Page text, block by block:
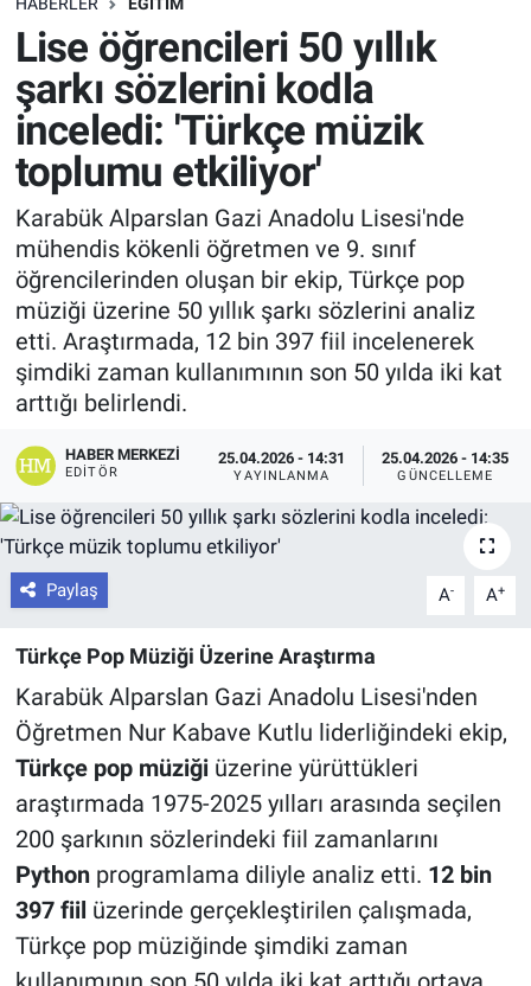
HABERLER EĞITIM
Lise öğrencileri 50 yıllık
şarkı sözlerini kodla
inceledi: 'Türkçe müzik
toplumu etkiliyor'
Karabük Alparslan Gazi Anadolu Lisesi'nde
mühendis kökenli öğretmen ve 9. sınıf
öğrencilerinden oluşan bir ekip, Türkçe pop
müziği üzerine 50 yıllık şarkı sözlerini analiz
etti. Araştırmada, 12 bin 397 fiil incelenerek
şimdiki zaman kullanımının son 50 yılda iki kat
arttığı belirlendi.
HABER MERKEZI
EDITÖR
25.04.2026 - 14:31
YAYINLANMA
25.04.2026 - 14:35
GÜNCELLEME
Paylaş A- A+
Türkçe Pop Müziği Üzerine Araştırma
Karabük Alparslan Gazi Anadolu Lisesi'nden
Öğretmen Nur Kabave Kutlu liderliğindeki ekip,
Türkçe pop müziğiüzerine yürüttükleri
araştırmada 1975-2025 yılları arasında seçilen
200 şarkının sözlerindeki fiil zamanlarını
Pythonprogramlama diliyle analiz etti. 12 bin
397 fiil üzerinde gerçekleştirilen çalışmada,
Türkçe pop müziğinde şimdiki zaman